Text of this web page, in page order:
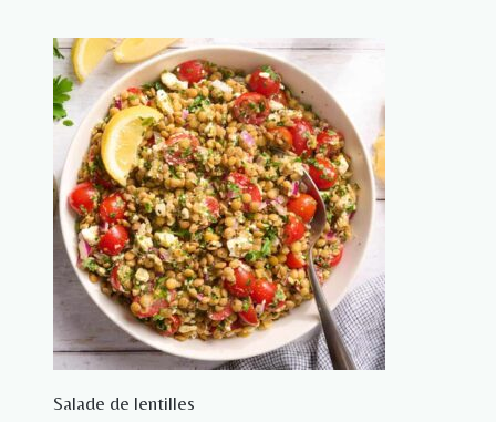
Salade de lentilles